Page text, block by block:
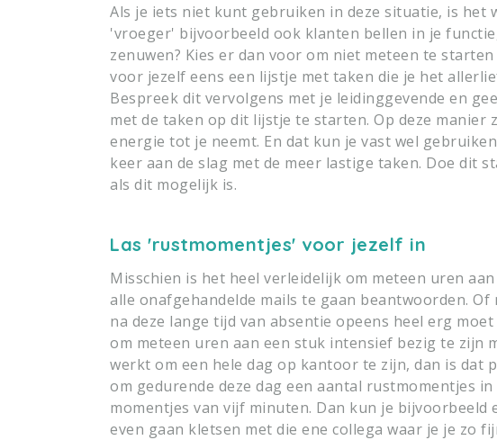
Als je iets niet kunt gebruiken in deze situatie, is het
'vroeger' bijvoorbeeld ook klanten bellen in je
zenuwen? Kies er dan voor om niet meteen te
voor jezelf eens een lijstje met taken die je het
Bespreek dit vervolgens met je leidinggevende en
met de taken op dit lijstje te starten. Op deze manier
energie tot je neemt. En dat kun je vast wel
keer aan de slag met de meer lastige taken. Doe dit
als dit mogelijk is.
Las 'rustmomentjes' voor jezelf in
Misschien is het heel verleidelijk om meteen uren
alle onafgehandelde mails te gaan beantwoorden. Of
na deze lange tijd van absentie opeens heel erg
om meteen uren aan een stuk intensief bezig te zijn
werkt om een hele dag op kantoor te zijn, dan is dat
om gedurende deze dag een aantal rustmomentjes
momentjes van vijf minuten. Dan kun je bijvoorbeeld
even gaan kletsen met die ene collega waar je je zo